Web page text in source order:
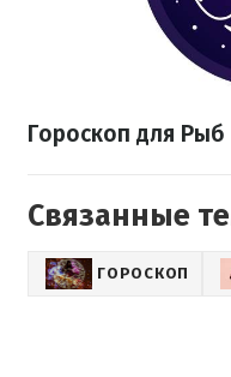
Гороскоп для Рыб
Связанные
ГОРОСКОП